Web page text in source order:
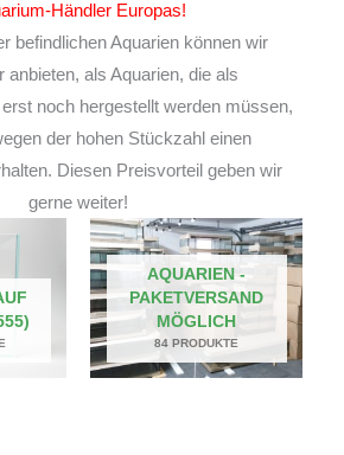
Händler Europas!
befindlichen Aquarien können wir
anbieten, als Aquarien, die als
noch hergestellt werden müssen,
der hohen Stückzahl einen
Diesen Preisvorteil geben wir
gerne weiter!
AQUARIEN -
PAKETVERSAND
MÖGLICH
84 PRODUKTE